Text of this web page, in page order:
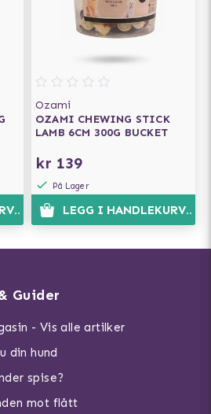
Ozami
OZAMI CHEWING STICK
LAMB 6CM 300G BUCKET
kr 139
På Lager
LEGG I HANDLEKURVEN
Guider
- Vis alle artilker
din hund
spise?
mot flått